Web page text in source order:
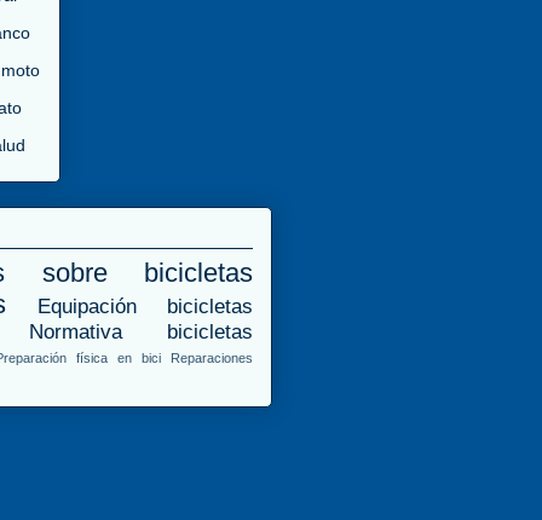
sobre bicicletas
Equipación bicicletas
Normativa bicicletas
física en bici Reparaciones